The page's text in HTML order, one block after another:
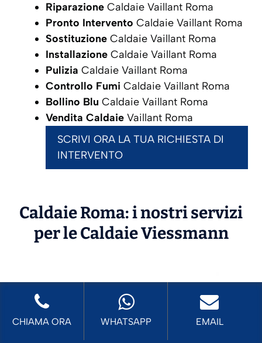
Riparazione Caldaie Vaillant Roma
Pronto Intervento Caldaie Vaillant Roma
Sostituzione Caldaie Vaillant Roma
Installazione Caldaie Vaillant Roma
Pulizia Caldaie Vaillant Roma
Controllo Fumi Caldaie Vaillant Roma
Bollino Blu Caldaie Vaillant Roma
Vendita Caldaie Vaillant Roma
SCRIVI ORA LA TUA RICHIESTA DI
INTERVENTO
Caldaie Roma: i nostri servizi
per le CaldaieViessmann
CHIAMA ORA WHATSAPP EMAIL